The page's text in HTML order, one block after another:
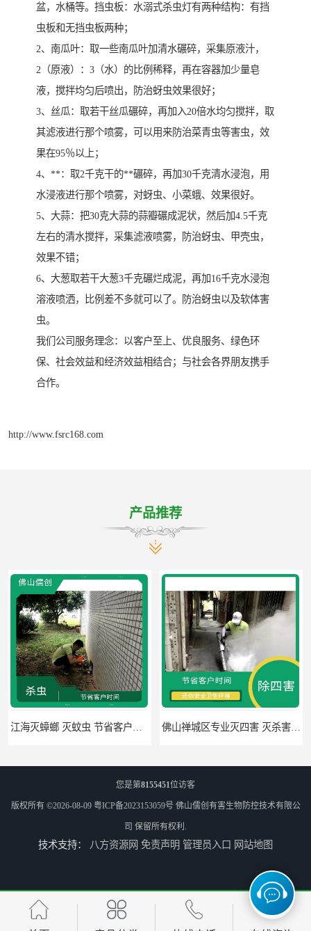
盆，水桶等。挡虫板：水溺式杀虫灯有两种结构：有挡
虫板和无挡虫板两种；
2、南瓜叶：取一些南瓜叶加清水碾碎，采集原液汁，
2（原液）：3（水）的比例稀释，再在容器加少量皂
液，搅拌均匀后喷出，防治蚜虫效果很好；
3、丝瓜：取若干丝瓜碾碎，再加入20倍水均匀搅拌，取
其滤液进行那个喷雾，可以用来防治菜青虫等害虫，效
果在95％以上；
4、**：取2千克干的**碾碎，再加30千克清水浸泡，用
水浸液进行那个喷雾，对蚜虫、小菜蛾、效果很好。
5、大蒜：把30克大蒜的蒜瓣碾成泥状，然后加4.5千克
左右的清水搅拌，采集滤液喷雾，防治蚜虫、甲壳虫，
效果不错；
6、大葱取若干大葱3千克碾烂成泥，再加16千克水浸泡
溶液喷洒，比例差不多就可以了。防治蚜虫以及软体害
虫。
我们公司服务理念：以客户至上、优良服务、绿色环
保、社会效益和经济效益相结合；与社会各界朋友携手
合作。
http://www.fsrc168.com
产品推荐
江海灭蟑螂 灭蚊虫 节省客户时间 佛山禅城区专业灭四害 灭杀害虫 根据现场情况定制中害方案
高明区明城镇消毒价格 病媒生物防治 因地制宜地给出处理方案
您是第8155451位访客
版权所有 ©2026-08-09 粤ICP备2023153059号 佛山儒创有害生物防控技术有限公
司 保留所有权利.
技术支持： 八方资源网 免责声明 管理员入口 网站地图